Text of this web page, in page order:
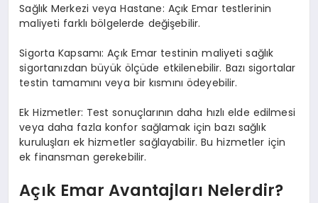
Sağlık Merkezi veya Hastane: Açık Emar testlerinin
maliyeti farklı bölgelerde değişebilir.
Sigorta Kapsamı: Açık Emar testinin maliyeti sağlık
sigortanızdan büyük ölçüde etkilenebilir. Bazı sigortalar
testin tamamını veya bir kısmını ödeyebilir.
Ek Hizmetler: Test sonuçlarının daha hızlı elde edilmesi
veya daha fazla konfor sağlamak için bazı sağlık
kuruluşları ek hizmetler sağlayabilir. Bu hizmetler için
ek finansman gerekebilir.
Açık Emar Avantajları Nelerdir?